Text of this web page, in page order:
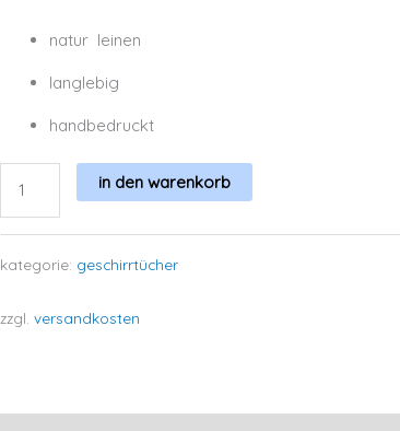
natur leinen
langlebig
handbedruckt
karo
menge
in den warenkorb
kategorie: geschirrtücher
zzgl.versandkosten